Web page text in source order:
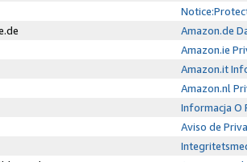
Amazon.de
Amazon.ie
Amazon.it
Amazon.nl
Informacja O
Aviso de